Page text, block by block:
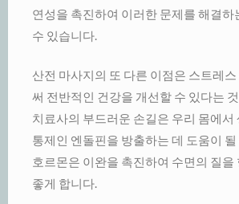
연성을 촉진하여 이러한 문제를 해결하
수 있습니다.
산전 마사지의 또 다른 이점은 스트레
써 전반적인 건강을 개선할 수 있다는
치료사의 부드러운 손길은 우리 몸에서
통제인 엔돌핀을 방출하는 데 도움이 될
호르몬은 이완을 촉진하여 수면의 질을
좋게 합니다.